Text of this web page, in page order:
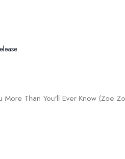
More Than You'll Ever Know (Zoe